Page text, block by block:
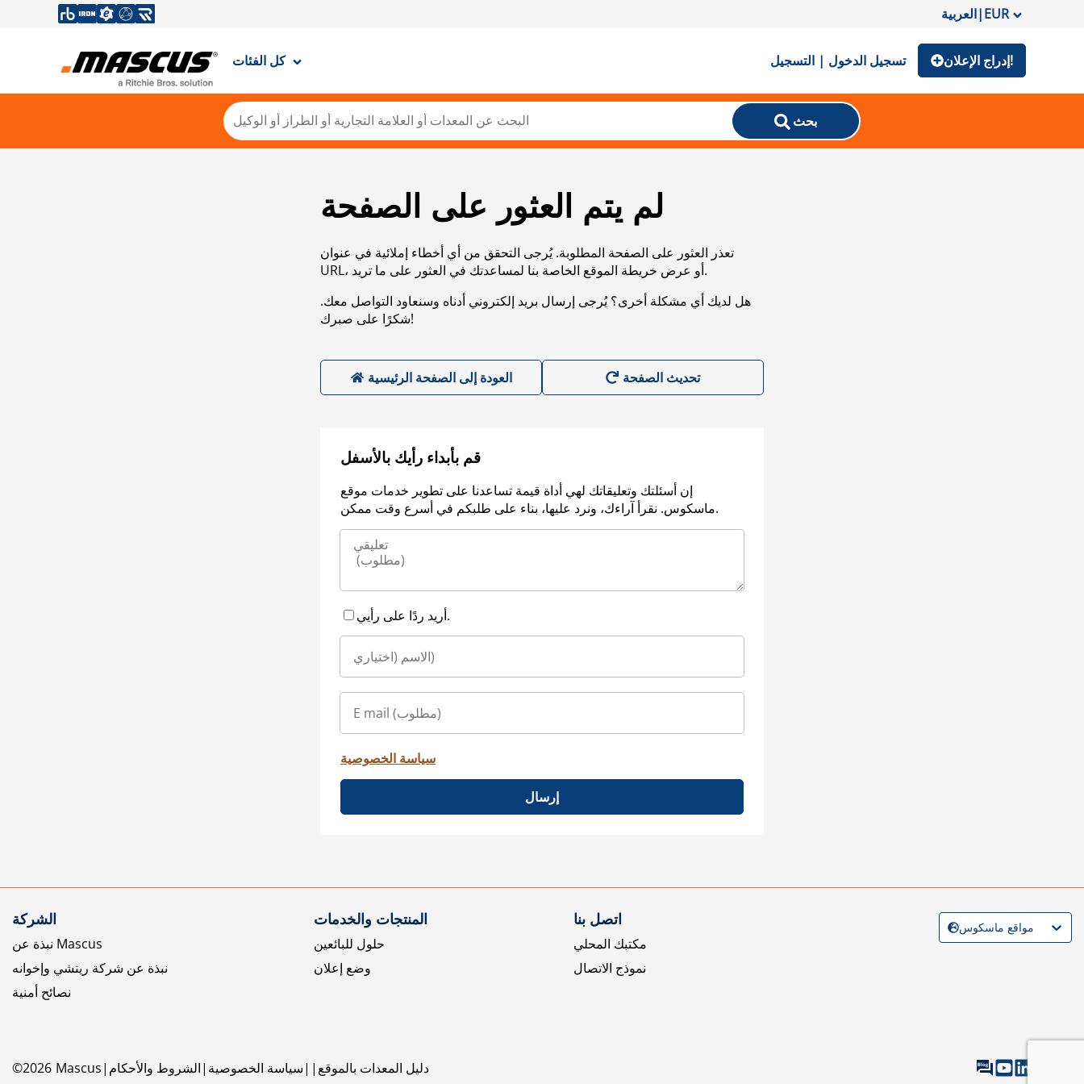
العربية|EUR
كل الفئات تسجيل الدخول | التسجيل إدراج الإعلان!
بحث
لم يتم العثور على الصفحة
تعذر العثور على الصفحة المطلوبة. يُرجى التحقق من أي أخطاء إملائية في عنوان
URL، أو عرض خريطة الموقع الخاصة بنا لمساعدتك في العثور على ما تريد.
هل لديك أي مشكلة أخرى؟ يُرجى إرسال بريد إلكتروني أدناه وسنعاود التواصل معك.
شكرًا على صبرك!
العودة إلى الصفحة الرئيسية
قم بأبداء رأيك بالأسفل
إن أسئلتك وتعليقاتك لهي أداة قيمة تساعدنا على تطوير خدمات موقع
ماسكوس. نقرأ آراءك، ونرد عليها، بناء على طلبكم في أسرع وقت ممكن.
أريد ردًا على رأيي.
سياسة الخصوصية
إرسال
الشركة
نبذة عن Mascus
نبذة عن شركة ريتشي وإخوانه
نصائح أمنية
المنتجات والخدمات
حلول للبائعين
وضع إعلان
اتصل بنا
مكتبك المحلي
نموذج الاتصال
©2026 Mascus الشروط والأحكام سياسة الخصوصية دليل المعدات بالموقع
مواقع ماسكوس